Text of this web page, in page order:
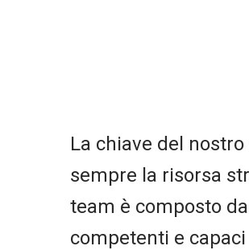
La chiave del
sempre la risorsa
team è composto
competenti e